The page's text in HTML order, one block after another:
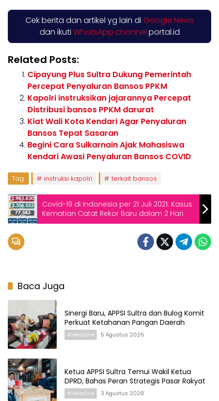
Cek berita dan artikel yg lain di Google News
dan ikuti WhatsApp channel portal.id
Related Posts:
Cipayung Plus Sultra Dukung Pemerintah
Percepat Penyaluran Bansos PPKM
Kapolri instruksikan jajarannya Percepat
Distribusi bansos PPKM darurat
Kiat Wali Kota Kendari Agar Penyaluran
Bansos Tepat Sasaran
Begini Cara Sulkarnain Ajak Mahasiswa
Kendari Awasi Penyaluran Bansos COVID
Tag: instruksi kapolri terkait bansos
Covid-19 di Indonesia per 21 Juli 2021: Kasus
Kematian Catat Rekor Baru dalam 2 Hari
Baca Juga
Sinergi Baru, APPSI Sultra dan Bulog Komit
Perkuat Ketahanan Pangan Daerah
#Headline 5 Agustus 2026
Ketua APPSI Sultra Temui Wakil Ketua
DPRD, Bahas Peran Strategis Pasar Rakyat
#Headline 3 Agustus 2026